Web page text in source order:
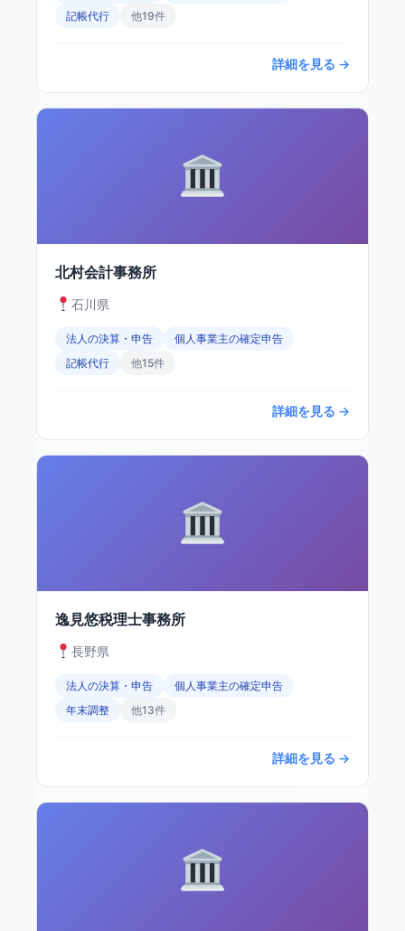
記帳代行
他19件
詳細を見る →
北村会計事務所
石川県
法人の決算・申告
個人事業主の確定申告
記帳代行
他15件
詳細を見る →
逸見悠税理士事務所
長野県
法人の決算・申告
個人事業主の確定申告
年末調整
他13件
詳細を見る →